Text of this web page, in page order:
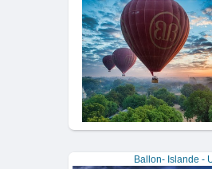
Ballon- Islande -